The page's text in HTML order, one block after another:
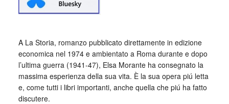
A La Storia, romanzo pubblicato direttamente in edizione
economica nel 1974 e ambientato a Roma durante e dopo
l’ultima guerra (1941-47), Elsa Morante ha consegnato la
massima esperienza della sua vita. È la sua opera piú letta
e, come tutti i libri importanti, anche quella che piú ha fatto
discutere.